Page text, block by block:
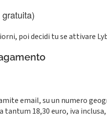
poi decidi tu se attivare
email, su un numero
tantum 18,30 euro, iva